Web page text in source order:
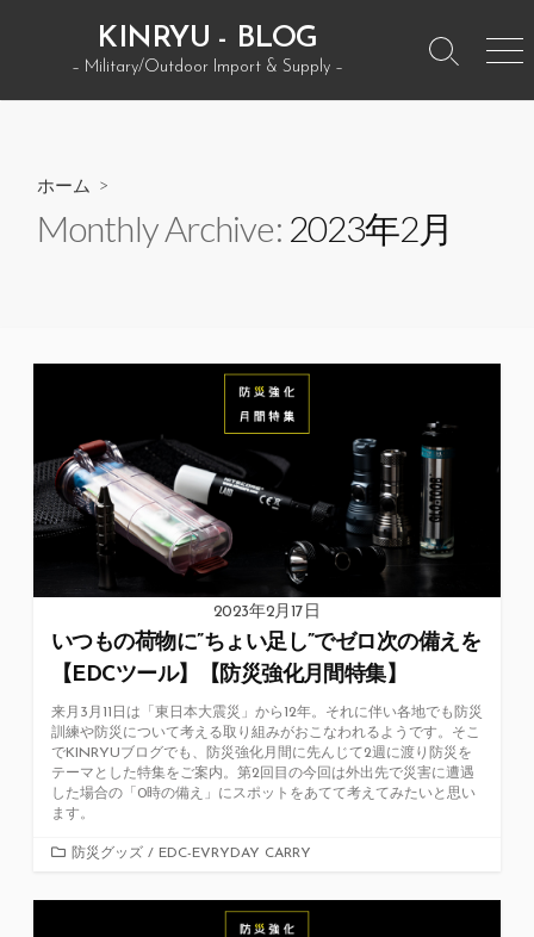
ン
KINRYU - BLOG
– Military/Outdoor Import & Supply –
検
メ
ホーム >
Monthly Archive: 2023年2月
2023年2月17日
いつもの荷物に”ちょい足し”でゼロ次の備えを
【EDCツール】【防災強化月間特集】
来月3月11日は「東日本大震災」から12年。それに伴い各地でも防災
訓練や防災について考える取り組みがおこなわれるようです。そこ
でKINRYUブログでも、防災強化月間に先んじて2週に渡り防災を
テーマとした特集をご案内。第2回目の今回は外出先で災害に遭遇
した場合の「0時の備え」にスポットをあてて考えてみたいと思い
ます。
カ
ゴ
防災グッズ / EDC-EVRYDAY CARRY